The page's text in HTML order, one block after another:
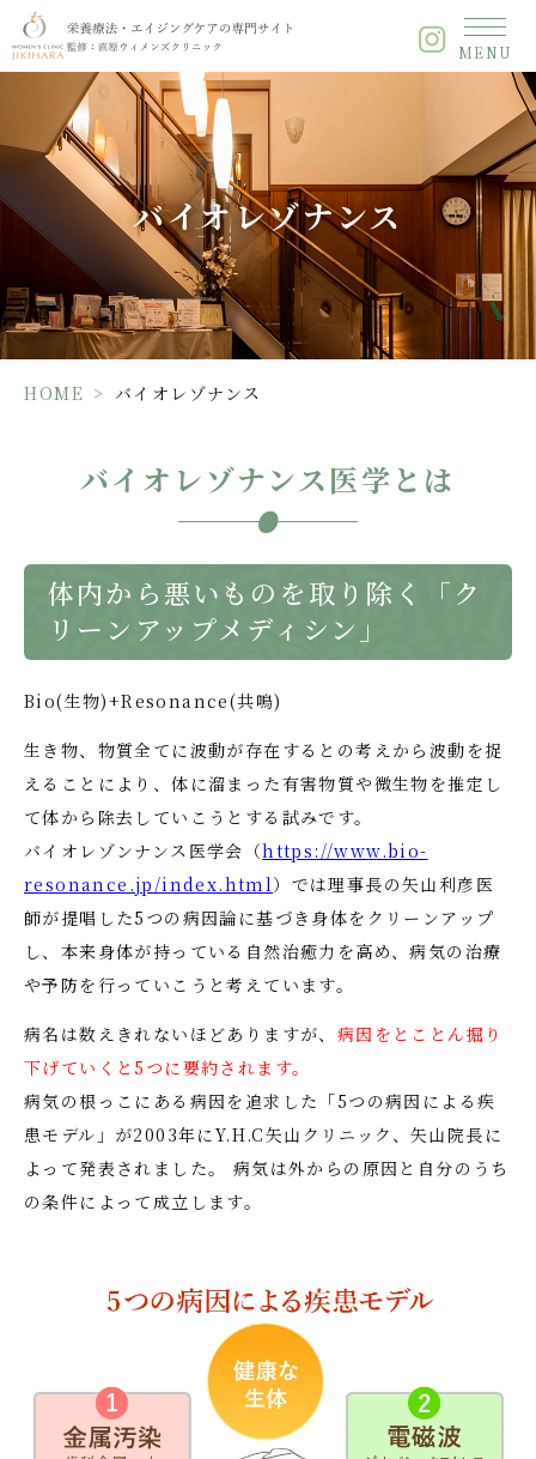
イ
ナ
ン
ス
MENU
バイオレゾナンス
HOME > バイオレゾナンス
バイオレゾナンス医学とは
体内から悪いものを取り除く「ク
リーンアップメディシン」
Bio(生物)+Resonance(共鳴)
生き物、物質全てに波動が存在するとの考えから波動を捉
えることにより、体に溜まった有害物質や微生物を推定し
て体から除去していこうとする試みです。
バイオレゾンナンス医学会（https://www.bio-
resonance.jp/index.html）では理事長の矢山利彦医
師が提唱した5つの病因論に基づき身体をクリーンアップ
し、本来身体が持っている自然治癒力を高め、病気の治療
や予防を行っていこうと考えています。
病名は数えきれないほどありますが、 病因をとことん掘り
下げていくと5つに要約されます。
病気の根っこにある病因を追求した「5つの病因による疾
患モデル」が2003年にY.H.C矢山クリニック、矢山院長に
よって発表されました。 病気は外からの原因と自分のうち
の条件によって成立します。